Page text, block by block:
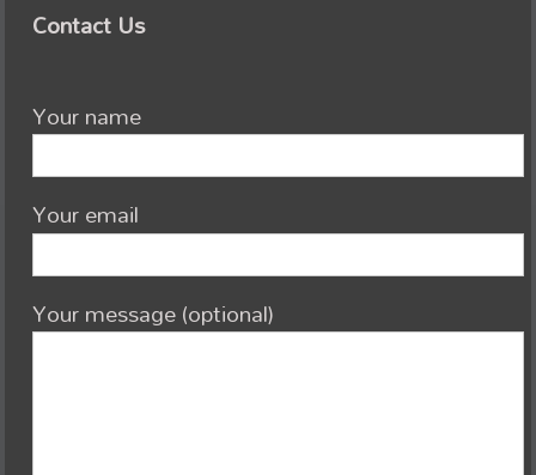
Contact Us
Your name
Your email
Your message (optional)